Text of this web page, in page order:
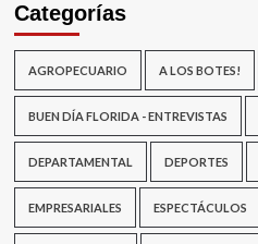
Categorías
AGROPECUARIO A LOS BOTES!
BUEN DÍA FLORIDA - ENTREVISTAS
DEPARTAMENTAL DEPORTES
EMPRESARIALES ESPECTÁCULOS